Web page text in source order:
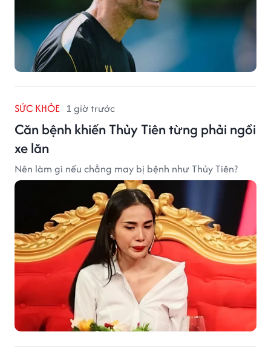
SỨC KHỎE 1 giờ trước
Căn bệnh khiến Thủy Tiên từng phải ngồi
xe lăn
Nên làm gì nếu chẳng may bị bệnh như Thủy Tiên?